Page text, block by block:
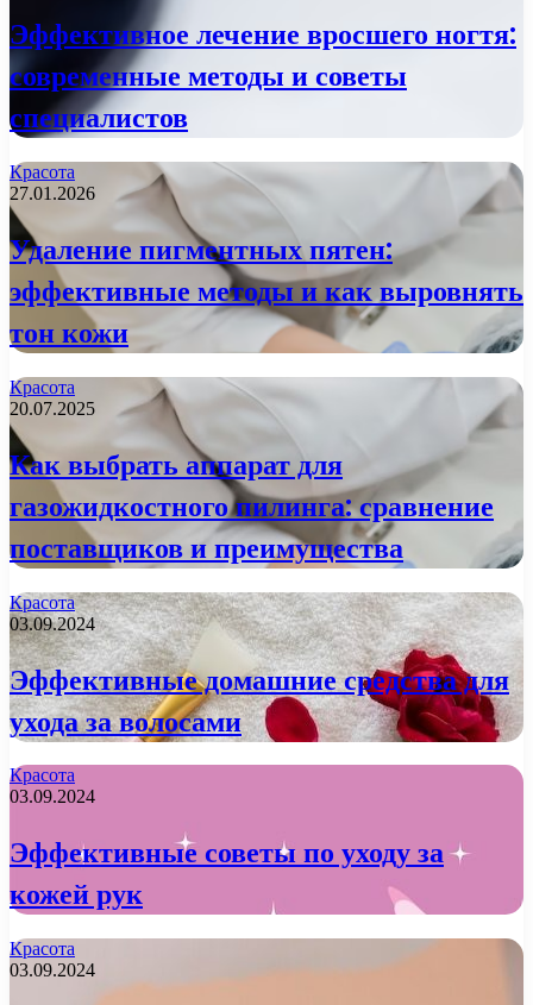
Эффективное лечение вросшего ногтя:
современные методы и советы
специалистов
Красота
27.01.2026
Удаление пигментных пятен:
эффективные методы и как выровнять
тон кожи
Красота
20.07.2025
Как выбрать аппарат для
газожидкостного пилинга: сравнение
поставщиков и преимущества
Красота
03.09.2024
Эффективные домашние средства для
ухода за волосами
Красота
03.09.2024
Эффективные советы по уходу за
кожей рук
Красота
03.09.2024